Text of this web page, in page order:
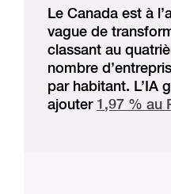
Le Canada est à
vague de
classant au
nombre
par habitant. L’IA
ajouter 1,97 % au